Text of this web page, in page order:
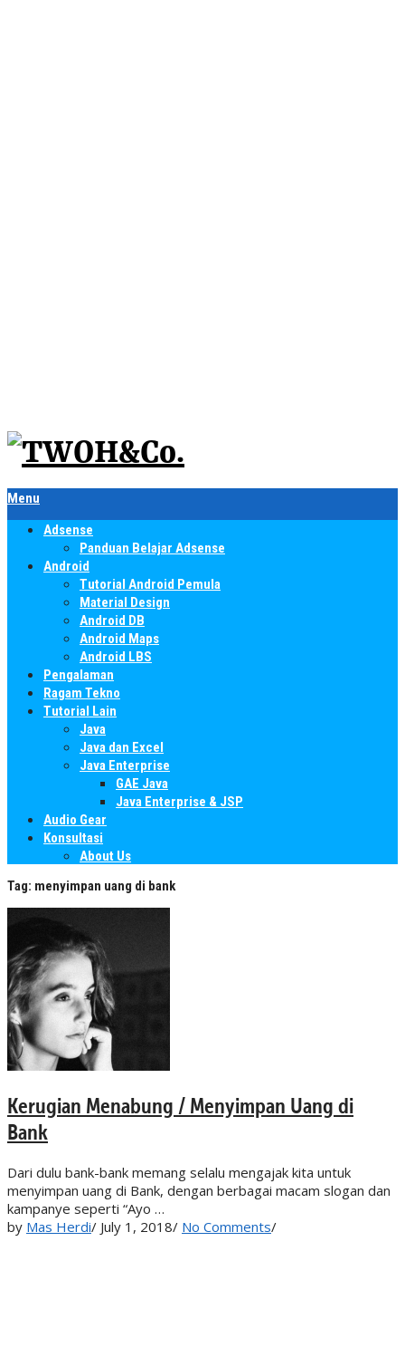
Menu
Adsense
Panduan Belajar Adsense
Android
Tutorial Android Pemula
Material Design
Android DB
Android Maps
Android LBS
Pengalaman
Ragam Tekno
Tutorial Lain
Java
Java dan Excel
Java Enterprise
GAE Java
Java Enterprise & JSP
Audio Gear
Konsultasi
About Us
Tag: menyimpan uang di bank
Kerugian Menabung / Menyimpan Uang di
Bank
Dari dulu bank-bank memang selalu mengajak kita untuk
menyimpan uang di Bank, dengan berbagai macam slogan dan
kampanye seperti “Ayo …
by Mas Herdi/ July 1, 2018/ No Comments/